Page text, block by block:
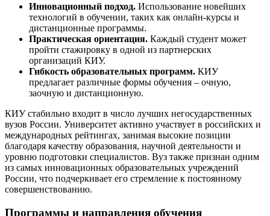
Инновационный подход. Использование новейших
технологий в обучении, таких как онлайн-курсы и
дистанционные программы.
Практическая ориентация. Каждый студент может
пройти стажировку в одной из партнерских
организаций КИУ.
Гибкость образовательных программ. КИУ
предлагает различные формы обучения – очную,
заочную и дистанционную.
КИУ стабильно входит в число лучших негосударственных
вузов России. Университет активно участвует в российских и
международных рейтингах, занимая высокие позиции
благодаря качеству образования, научной деятельности и
уровню подготовки специалистов. Вуз также признан одним
из самых инновационных образовательных учреждений
России, что подчеркивает его стремление к постоянному
совершенствованию.
Программы и направления обучения